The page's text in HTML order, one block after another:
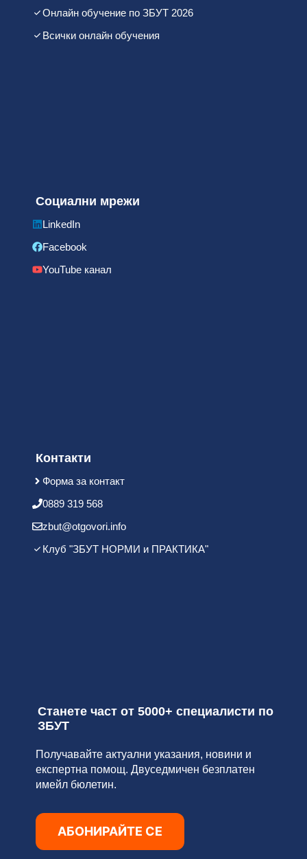
Онлайн обучение по ЗБУТ 2026
Всички онлайн обучения
Социални мрежи
LinkedIn
Facebook
YouTube канал
Контакти
Форма за контакт
0889 319 568
zbut@otgovori.info
Клуб "ЗБУТ НОРМИ и ПРАКТИКА"
Станете част от 5000+ специалисти по
ЗБУТ
Получавайте актуални указания, новини и
експертна помощ. Двуседмичен безплатен
имейл бюлетин.
АБОНИРАЙТЕ СЕ